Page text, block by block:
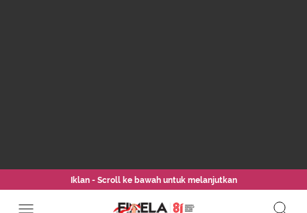
Iklan - Scroll ke bawah untuk melanjutkan